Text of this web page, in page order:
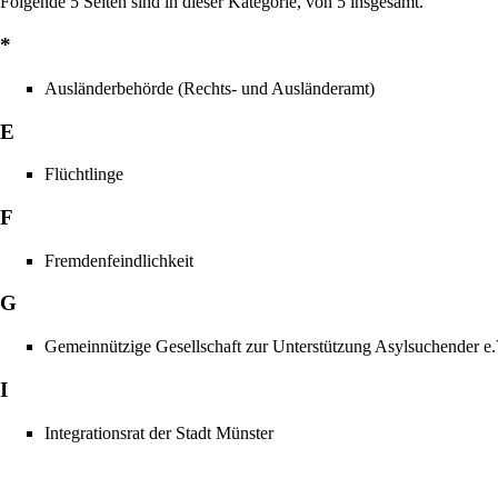
*
Ausländerbehörde (Rechts- und Ausländeramt)
E
Flüchtlinge
F
Fremdenfeindlichkeit
G
Gemeinnützige Gesellschaft zur Unterstützung Asylsuchender
I
Integrationsrat der Stadt Münster